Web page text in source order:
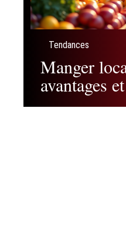
Tendances
Manger
avantages